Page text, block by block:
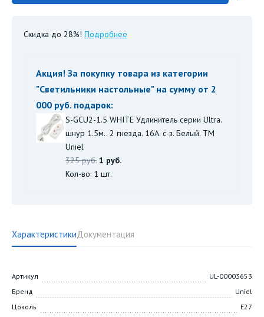
Скидка до 28%! Подробнее
Акция! За покупку товара из категории
"Светильники настольные" на сумму от 2
000 руб. подарок:
S-GCU2-1.5 WHITE Удлинитель серии Ultra.
шнур 1.5м.. 2 гнезда. 16A. с-з. Белый. TM
Uniel
325 руб. 1 руб.
Кол-во: 1 шт.
ХарактеристикиДокументация
Артикул
UL-00003653
Бренд
Uniel
Цоколь
E27